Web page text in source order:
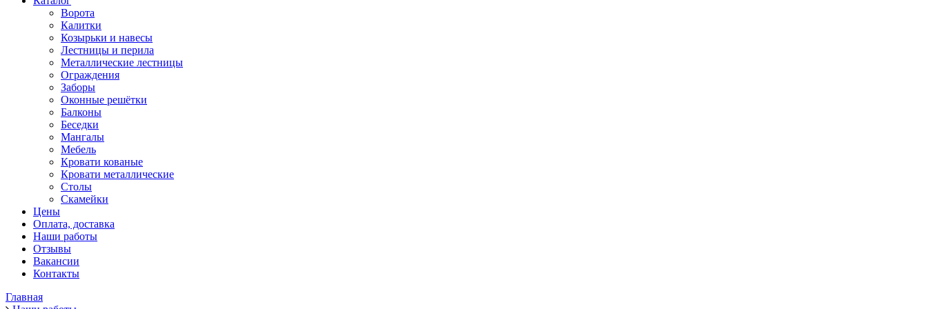
Ворота
Калитки
Козырьки и навесы
Лестницы и перила
Металлические лестницы
Ограждения
Заборы
Оконные решётки
Балконы
Беседки
Мангалы
Мебель
Кровати кованые
Кровати металлические
Столы
Скамейки
Цены
Оплата, доставка
Наши работы
Отзывы
Вакансии
Контакты
Главная